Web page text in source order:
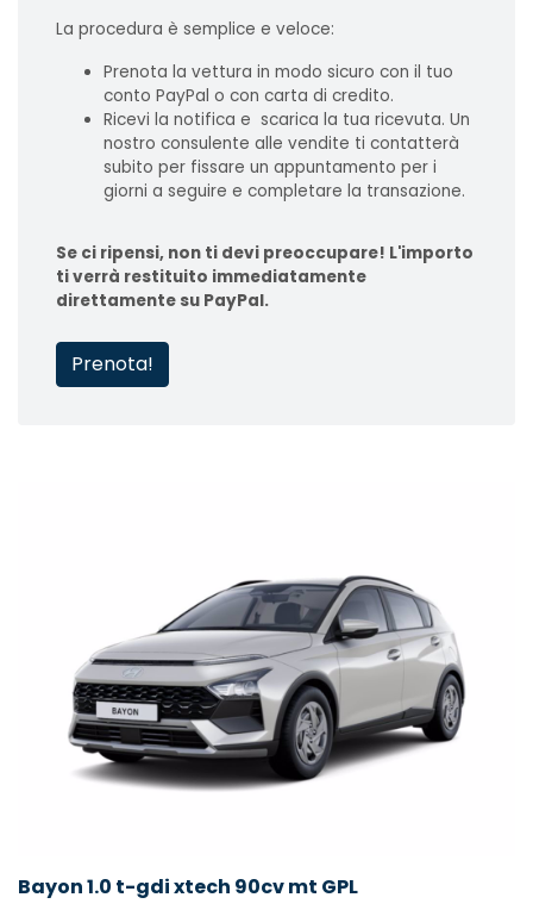
La procedura è semplice e veloce:
Prenota la vettura in modo sicuro con il tuo
conto PayPal o con carta di credito.
Ricevi la notifica e scarica la tua ricevuta. Un
nostro consulente alle vendite ti contatterà
subito per fissare un appuntamento per i
giorni a seguire e completare la transazione.
Se ci ripensi, non ti devi preoccupare! L'importo
ti verrà restituito immediatamente
direttamente su PayPal.
Prenota!
Bayon 1.0 t-gdi xtech 90cv mt GPL